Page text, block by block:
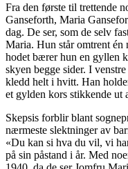
Fra den første til trettende
Ganseforth, Maria
dag. De ser, som de selv
Maria. Hun står omtrent én
hodet bærer hun en gyllen
skyen begge sider. I
kledd helt i hvitt. Han
et gylden kors stikkende ut
Skepsis forblir blant
nærmeste slektninger av
«Du kan si hva du vil, vi
på sin påstand i år. Med